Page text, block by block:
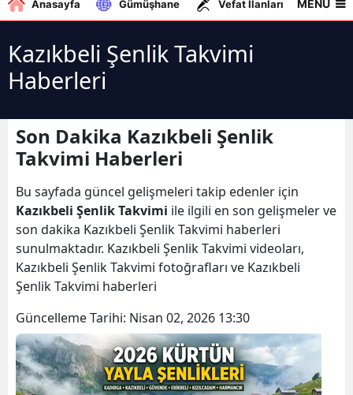
Aydın
Bilecik
Bitlis
Bolu
Burdur
Çanakkale
Çankırı
Çorum
Anasayfa Gümüşhane Vefat İlanları MENÜ
Kazıkbeli Şenlik Takvimi
Haberleri
Son Dakika Kazıkbeli Şenlik
Takvimi Haberleri
Bu sayfada güncel gelişmeleri takip edenler için
Kazıkbeli Şenlik Takvimi ile ilgili en son gelişmeler ve
son dakika Kazıkbeli Şenlik Takvimi haberleri
sunulmaktadır. Kazıkbeli Şenlik Takvimi videoları,
Kazıkbeli Şenlik Takvimi fotoğrafları ve Kazıkbeli
Şenlik Takvimi haberleri
Güncelleme Tarihi: Nisan 02, 2026 13:30